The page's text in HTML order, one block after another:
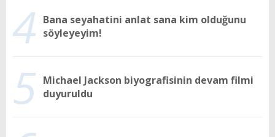
4 Bana seyahatini anlat sana kim olduğunu
söyleyeyim!
5 Michael Jackson biyografisinin devam filmi
duyuruldu